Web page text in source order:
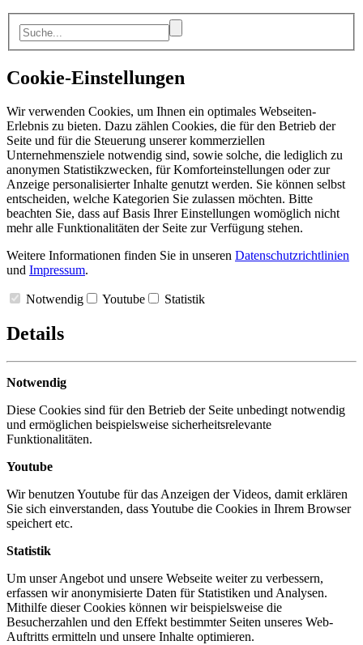
Cookie-Einstellungen
Wir verwenden Cookies, um Ihnen ein optimales Webseiten-
Erlebnis zu bieten. Dazu zählen Cookies, die für den Betrieb der
Seite und für die Steuerung unserer kommerziellen
Unternehmensziele notwendig sind, sowie solche, die lediglich zu
anonymen Statistikzwecken, für Komforteinstellungen oder zur
Anzeige personalisierter Inhalte genutzt werden. Sie können selbst
entscheiden, welche Kategorien Sie zulassen möchten. Bitte
beachten Sie, dass auf Basis Ihrer Einstellungen womöglich nicht
mehr alle Funktionalitäten der Seite zur Verfügung stehen.
Weitere Informationen finden Sie in unseren Datenschutzrichtlinien
und Impressum.
Notwendig Youtube Statistik
Details
Notwendig
Diese Cookies sind für den Betrieb der Seite unbedingt notwendig
und ermöglichen beispielsweise sicherheitsrelevante
Funktionalitäten.
Youtube
Wir benutzen Youtube für das Anzeigen der Videos, damit erklären
Sie sich einverstanden, dass Youtube die Cookies in Ihrem Browser
speichert etc.
Statistik
Um unser Angebot und unsere Webseite weiter zu verbessern,
erfassen wir anonymisierte Daten für Statistiken und Analysen.
Mithilfe dieser Cookies können wir beispielsweise die
Besucherzahlen und den Effekt bestimmter Seiten unseres Web-
Auftritts ermitteln und unsere Inhalte optimieren.